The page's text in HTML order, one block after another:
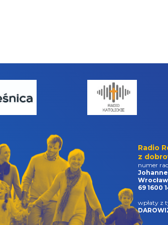
Radio
z
numer
69 1600
wpłaty z